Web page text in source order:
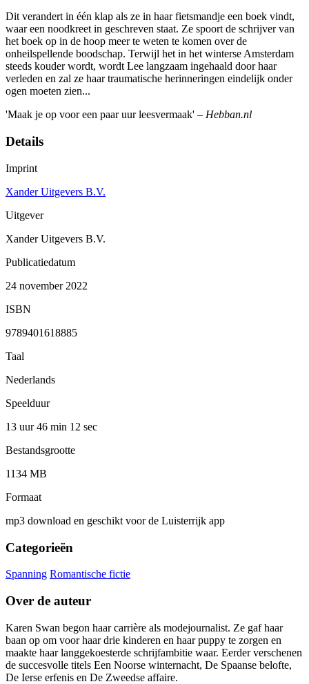
Dit verandert in één klap als ze in haar fietsmandje een boek vindt,
waar een noodkreet in geschreven staat. Ze spoort de schrijver van
het boek op in de hoop meer te weten te komen over de
onheilspellende boodschap. Terwijl het in het winterse Amsterdam
steeds kouder wordt, wordt Lee langzaam ingehaald door haar
verleden en zal ze haar traumatische herinneringen eindelijk onder
ogen moeten zien...
'Maak je op voor een paar uur leesvermaak' ‒ Hebban.nl
Details
Imprint
Xander Uitgevers B.V.
Uitgever
Xander Uitgevers B.V.
Publicatiedatum
24 november 2022
ISBN
9789401618885
Taal
Nederlands
Speelduur
13 uur 46 min 12 sec
Bestandsgrootte
1134 MB
Formaat
mp3 download en geschikt voor de Luisterrijk app
Categorieën
Spanning Romantische fictie
Over de auteur
Karen Swan begon haar carrière als modejournalist. Ze gaf haar
baan op om voor haar drie kinderen en haar puppy te zorgen en
maakte haar langgekoesterde schrijfambitie waar. Eerder verschenen
de succesvolle titels Een Noorse winternacht, De Spaanse belofte,
De Ierse erfenis en De Zweedse affaire.